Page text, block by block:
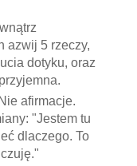
azwij 5 rzeczy,
dotyku, oraz
afirmacje.
"Jestem tu
dlaczego. To